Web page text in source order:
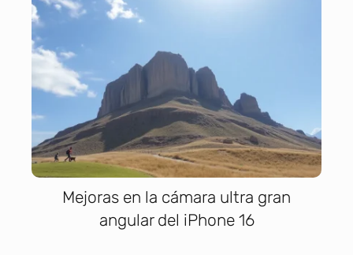
Mejoras en la cámara ultra gran
angular del iPhone 16